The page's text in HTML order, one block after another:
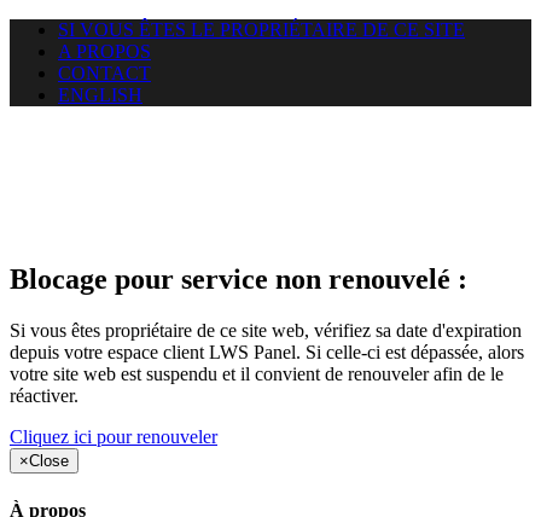
SI VOUS ÊTES LE PROPRIÉTAIRE DE CE SITE
A PROPOS
CONTACT
ENGLISH
Blocage pour service non renouvelé :
Si vous êtes propriétaire de ce site web, vérifiez sa date d'expiration
depuis votre espace client LWS Panel. Si celle-ci est dépassée, alors
votre site web est suspendu et il convient de renouveler afin de le
réactiver.
Cliquez ici pour renouveler
×Close
À propos